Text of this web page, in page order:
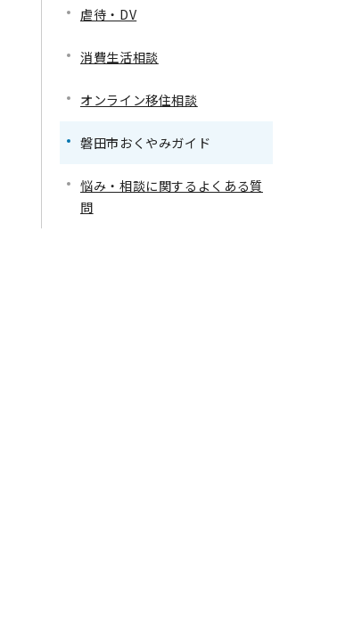
虐待・DV
消費生活相談
オンライン移住相談
磐田市おくやみガイド
悩み・相談に関するよくある質
問